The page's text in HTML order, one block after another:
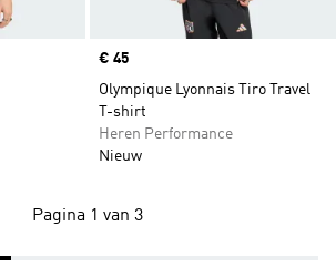
Price
€ 45
Olympique Lyonnais Tiro Travel
T-shirt
Heren Performance
Nieuw
Pagina 1 van 3